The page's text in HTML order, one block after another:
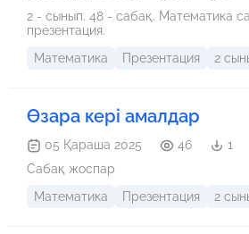
2 - сынып. 48 - сабақ. Математика
презентация.
Математика
Презентация 2
Өзара кері амалдар
05 Қараша 2025 46
1
Сабақ жоспар
Математика
Презентация 2